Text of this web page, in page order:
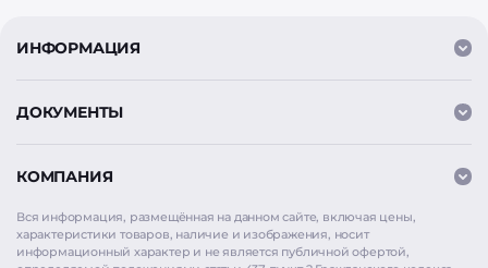
Вся информация, размещённая на данном сайте, включая цены,
характеристики товаров, наличие и изображения, носит
информационный характер и не является публичной офертой,
ИНФОРМАЦИЯ
ДОКУМЕНТЫ
КОМПАНИЯ